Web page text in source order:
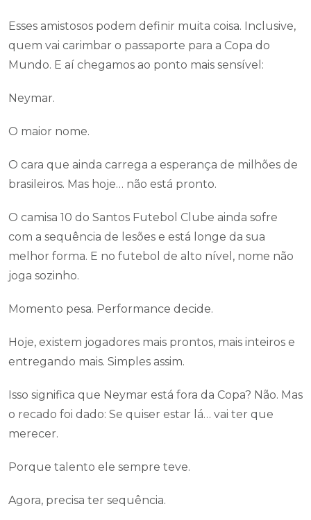
Esses amistosos podem definir muita coisa. Inclusive,
quem vai carimbar o passaporte para a Copa do
Mundo. E aí chegamos ao ponto mais sensível:
Neymar.
O maior nome.
O cara que ainda carrega a esperança de milhões de
brasileiros. Mas hoje… não está pronto.
O camisa 10 do Santos Futebol Clube ainda sofre
com a sequência de lesões e está longe da sua
melhor forma. E no futebol de alto nível, nome não
joga sozinho.
Momento pesa. Performance decide.
Hoje, existem jogadores mais prontos, mais inteiros e
entregando mais. Simples assim.
Isso significa que Neymar está fora da Copa? Não. Mas
o recado foi dado: Se quiser estar lá… vai ter que
merecer.
Porque talento ele sempre teve.
Agora, precisa ter sequência.